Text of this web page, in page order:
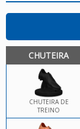
CHUTEIRA
CHUTEIRA DE
TREINO